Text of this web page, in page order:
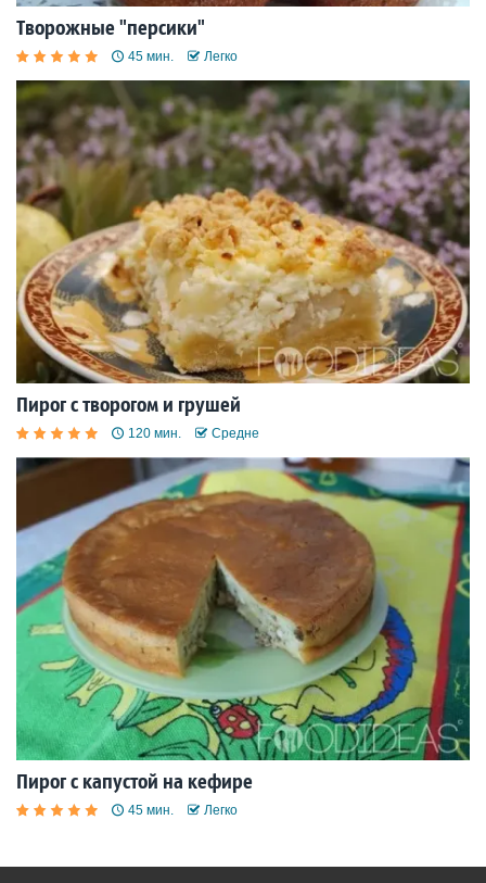
Творожные "персики"
45 мин. Легко
Пирог с творогом и грушей
120 мин. Средне
Пирог с капустой на кефире
45 мин. Легко